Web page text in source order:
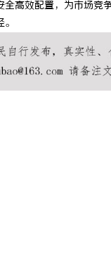
全高效配置，为市场竞